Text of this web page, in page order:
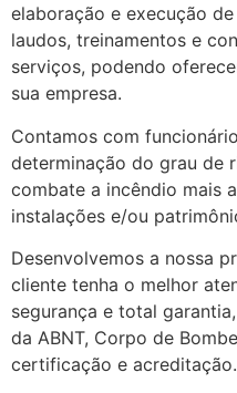
elaboração e execução
laudos, treinamentos e
serviços, podendo
sua empresa.
Contamos com
determinação do grau de
combate a incêndio mais
instalações e/ou
Desenvolvemos a nossa
cliente tenha o melhor
segurança e total
da ABNT, Corpo de
certificação e acreditação.